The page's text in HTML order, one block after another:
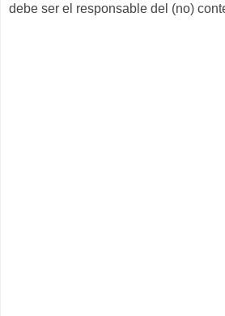
debe ser el responsable del (no)